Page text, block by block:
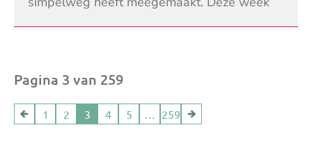
schrijft ze over de suikertaks.
LEES VERDER
Pagina 3 van 259
1 2 3 4 5 … 259